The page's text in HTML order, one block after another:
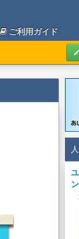
ご利用ガイド